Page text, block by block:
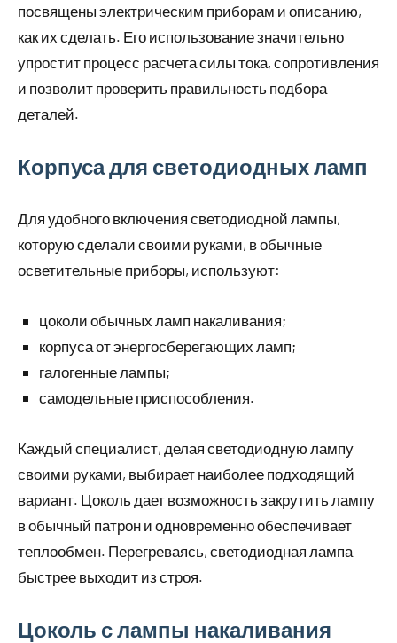
посвящены электрическим приборам и описанию,
как их сделать. Его использование значительно
упростит процесс расчета силы тока, сопротивления
и позволит проверить правильность подбора
деталей.
Корпуса для светодиодных ламп
Для удобного включения светодиодной лампы,
которую сделали своими руками, в обычные
осветительные приборы, используют:
цоколи обычных ламп накаливания;
корпуса от энергосберегающих ламп;
галогенные лампы;
самодельные приспособления.
Каждый специалист, делая светодиодную лампу
своими руками, выбирает наиболее подходящий
вариант. Цоколь дает возможность закрутить лампу
в обычный патрон и одновременно обеспечивает
теплообмен. Перегреваясь, светодиодная лампа
быстрее выходит из строя.
Цоколь с лампы накаливания